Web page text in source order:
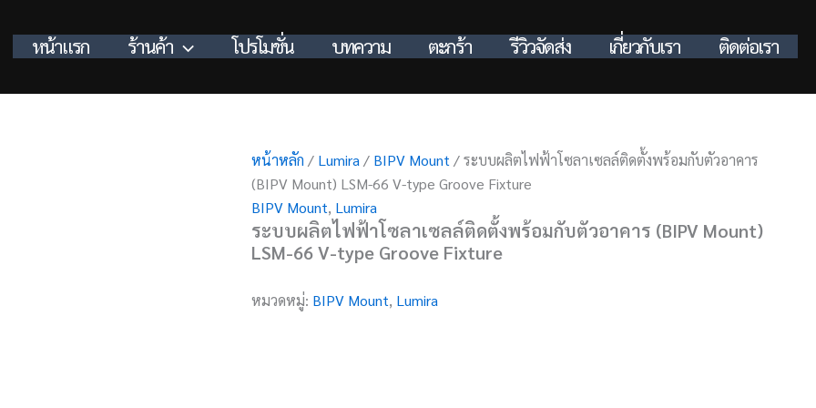
หน้าแรก ร้านค้า โปรโมชั่น บทความ ตะกร้า รีวิวจัดส่ง เกี่ยวกับเรา ติดต่อเรา
หน้าหลัก / Lumira / BIPV Mount / ระบบผลิตไฟฟ้าโซลาเซลล์ติดตั้งพร้อมกับตัวอาคาร
(BIPV Mount) LSM-66 V-type Groove Fixture
BIPV Mount, Lumira
ระบบผลิตไฟฟ้าโซลาเซลล์ติดตั้งพร้อมกับตัวอาคาร (BIPV Mount)
LSM-66 V-type Groove Fixture
หมวดหมู่: BIPV Mount, Lumira